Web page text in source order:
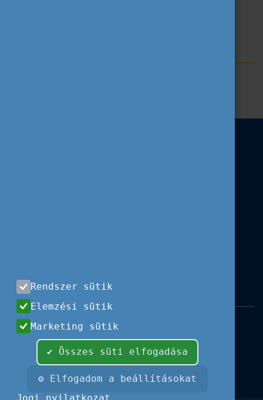
Impresszum |Használati feltételek
Adatvédelem|Sajtóközlemények|Kapcsolat
Minden jog fenntartva, 2026 © Tempus
Közalapítvány
Rendszer sütik
Elemzési sütik
Marketing sütik
✔ Összes süti elfogadása
⚙ Elfogadom a beállításokat